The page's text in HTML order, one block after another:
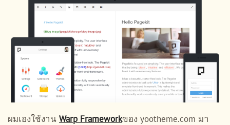
ผมเองใช้งาน Warp Frameworkของ yootheme.com มา